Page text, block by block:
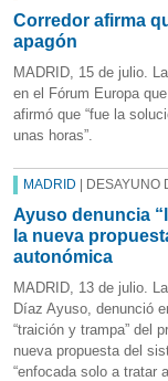
Corredor afirma
apagón
MADRID, 15 de julio.
en el Fórum Europa
afirmó que “fue la
unas horas”.
MADRID | DESAYUNO
Ayuso denuncia
la nueva
autonómica
MADRID, 13 de julio.
Díaz Ayuso, denunció
“traición y trampa” del
nueva propuesta del
“enfocada solo a tratar